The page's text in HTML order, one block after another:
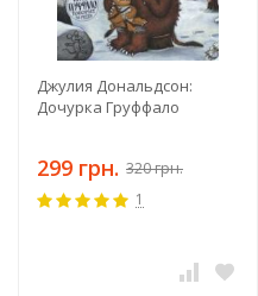
Джулия Дональдсон:
Дочурка Груффало
299 грн. 320 грн.
1